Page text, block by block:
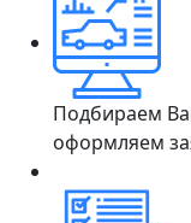
Подбираем
оформляем